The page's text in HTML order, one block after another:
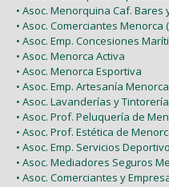
• Asoc. Menorquina Caf. Bares
• Asoc. Comerciantes Menorca
• Asoc. Emp. Concesiones
• Asoc. Menorca Activa
• Asoc. Menorca Esportiva
• Asoc. Emp. Artesanía Menorca
• Asoc. Lavanderías y
• Asoc. Prof. Peluquería de
• Asoc. Prof. Estética de
• Asoc. Emp. Servicios
• Asoc. Mediadores Seguros
• Asoc. Comerciantes y